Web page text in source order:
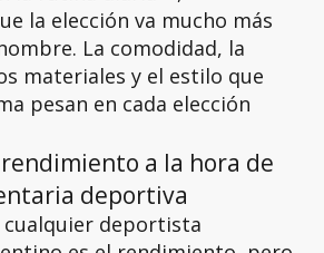
la elección va mucho más
La comodidad, la
materiales y el estilo que
pesan en cada elección
a la hora de
deportiva
deportista